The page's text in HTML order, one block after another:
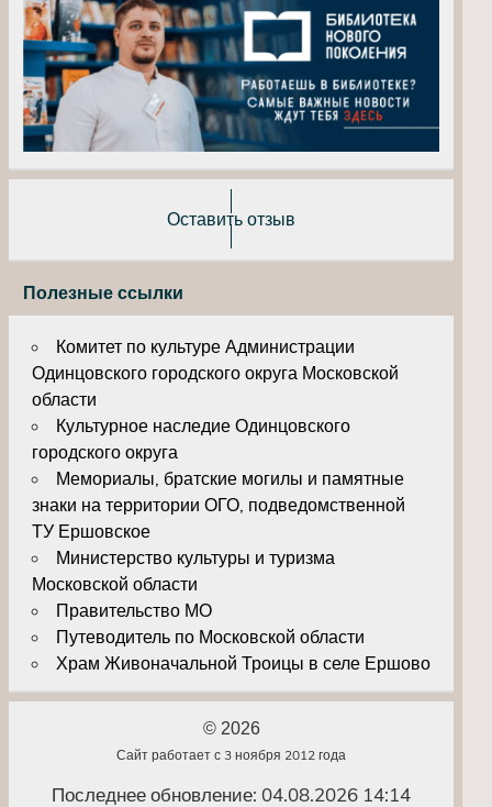
Оставить отзыв
Полезные ссылки
Комитет по культуре Администрации
Одинцовского городского округа Московской
области
Культурное наследие Одинцовского
городского округа
Мемориалы, братские могилы и памятные
знаки на территории ОГО, подведомственной
ТУ Ершовское
Министерство культуры и туризма
Московской области
Правительство МО
Путеводитель по Московской области
Храм Живоначальной Троицы в селе Ершово
© 2026
Сайт работает с 3 ноября 2012 года
Последнее обновление: 04.08.2026 14:14